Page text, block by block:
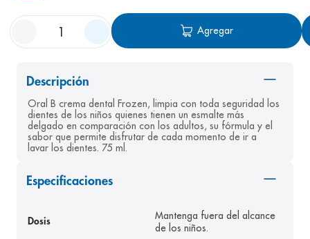
Agregar
Descripción
Oral B crema dental Frozen, limpia con toda seguridad los
dientes de los niños quienes tienen un esmalte más
delgado en comparación con los adultos, su fórmula y el
sabor que permite disfrutar de cada momento de ir a
lavar los dientes. 75 ml.
Especificaciones
Dosis
Mantenga fuera del alcance
de los niños.
5. nivea
shampoo
8. panolini
9. pediasure
10.prueba embarazo